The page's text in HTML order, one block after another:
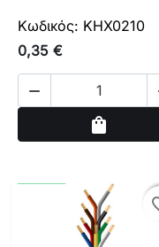
Κωδικός: KHX0210
0,35 €

shopping_bag